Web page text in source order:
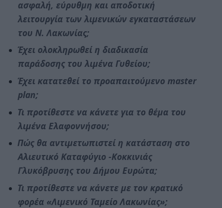
ασφαλή, εύρυθμη και αποδοτική
λειτουργία των λιμενικών εγκαταστάσεων
του Ν. Λακωνίας;
Έχει ολοκληρωθεί η διαδικασία
παράδοσης του λιμένα Γυθείου;
Έχει κατατεθεί το προαπαιτούμενο master
plan;
Τι προτίθεστε να κάνετε για το θέμα του
λιμένα Ελαφοννήσου;
Πώς θα αντιμετωπιστεί η κατάσταση στο
Αλιευτικό Καταφύγιο -Κοκκινιάς
Γλυκόβρυσης του Δήμου Ευρώτα;
Τι προτίθεστε να κάνετε με τον κρατικό
φορέα «Λιμενικό Ταμείο Λακωνίας»;